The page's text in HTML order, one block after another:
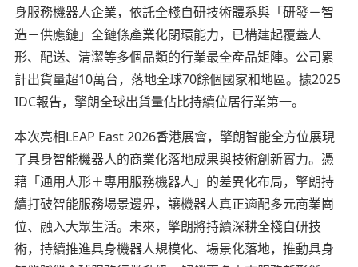
身服務機器人企業，依託全棧自研技術體系與「研發－智
造－供應鏈」全鏈條產業化閉環能力，已構建起覆蓋人
形、配送、清潔等多個品類的行業最全產品矩陣。公司累
計出貨量超10萬台，落地全球70餘個國家和地區。據2025
IDC報告，擎朗全球出貨量佔比持續位居行業第一。
本次亮相LEAP East 2026香港展會，擎朗智能全方位展現
了具身智能機器人的商業化落地成果與技術創新實力。憑
藉「通用人形＋專用服務機器人」的差異化布局，擎朗持
續打破智能服務場景邊界，讓機器人真正適配多元商業崗
位、融入大眾生活。未來，擎朗將持續深耕全棧自研技
術，持續推進具身機器人規模化、場景化落地，推動具身